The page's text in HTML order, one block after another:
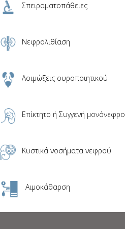
Σπειραματοπάθειες
Νεφρολιθίαση
Λοιμώξεις ουροποιητικού
Επίκτητο ή Συγγενή μονόνεφρο
Κυστικά νοσήματα νεφρού
Αιμοκάθαρση